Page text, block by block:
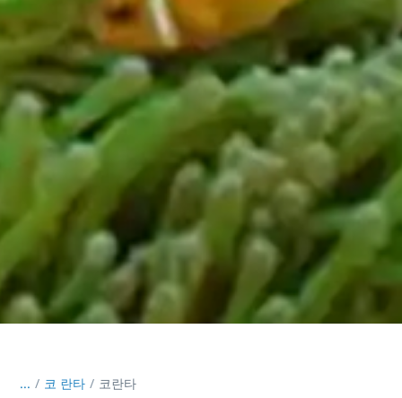
... / 코 란타 코란타